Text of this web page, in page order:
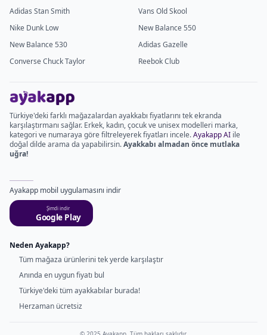
Adidas Stan Smith
Nike Dunk Low
New Balance 530
Converse Chuck Taylor
Vans Old Skool
New Balance 550
Adidas Gazelle
Reebok Club
Türkiye'deki farklı mağazalardan ayakkabı fiyatlarını tek ekranda
karşılaştırmanı sağlar. Erkek, kadın, çocuk ve unisex modelleri marka,
kategori ve numaraya göre filtreleyerek fiyatları incele.Ayakapp AI ile
doğal dilde arama da yapabilirsin.Ayakkabı almadan önce mutlaka
uğra!
Ayakapp mobil uygulamasını indir
Şimdi indir
Google Play
Neden Ayakapp?
Tüm mağaza ürünlerini tek yerde karşılaştır
Anında en uygun fiyatı bul
Türkiye'deki tüm ayakkabılar burada!
Herzaman ücretsiz